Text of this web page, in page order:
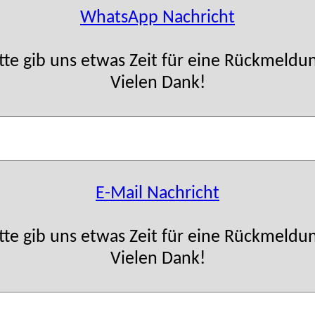
WhatsApp Nachricht
gib uns etwas Zeit für eine
Vielen Dank!
E-Mail Nachricht
gib uns etwas Zeit für eine
Vielen Dank!